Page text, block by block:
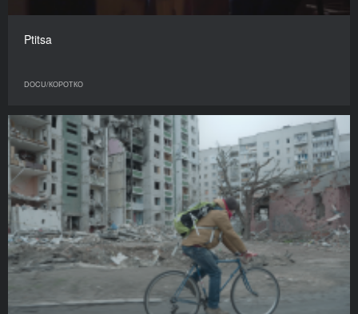
Ptitsa
DOCU/КОРОТКО